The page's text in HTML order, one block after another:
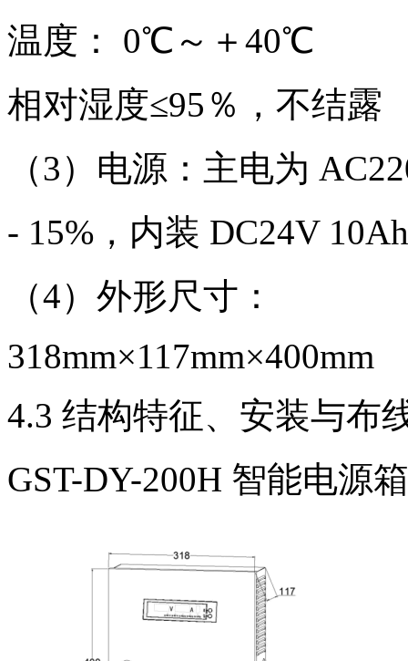
温度： 0℃～＋40℃
相对湿度≤95％，不结露
（3）电源：主电为
- 15%，内装 DC24V
（4）外形尺寸：
318mm×117mm×400mm
4.3 结构特征、安装与布
GST-DY-200H 智能电源